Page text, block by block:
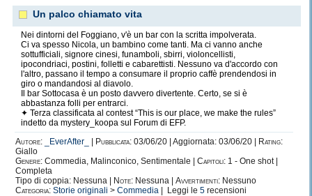
Un palco chiamato vita
Nei dintorni del Foggiano, v'è un bar con la scritta impolverata.
Ci va spesso Nicola, un bambino come tanti. Ma ci vanno anche
sottufficiali, signore cinesi, funamboli, sbirri, violoncellisti,
ipocondriaci, postini, folletti e cabarettisti. Nessuno va d'accordo con
l'altro, passano il tempo a consumare il proprio caffè prendendosi in
giro o mandandosi al diavolo.
Il bar Sottocasa è un posto davvero divertente. Certo, se si è
abbastanza folli per entrarci.
✦ Terza classificata al contest “This is our place, we make the rules”
indetto da mystery_koopa sul Forum di EFP.
Autore:
_EverAfter_ Pubblicata: 03/06/20 | Aggiornata: 03/06/20 |
Rating:
Giallo
Genere: Commedia, Malinconico, Sentimentale | Capitoli: 1 - One shot |
Completa
Tipo di coppia: Nessuna |
Note: Nessuna | Avvertimenti: Nessuno
Categoria: Storie originali > Commedia | Leggi le 5 recensioni